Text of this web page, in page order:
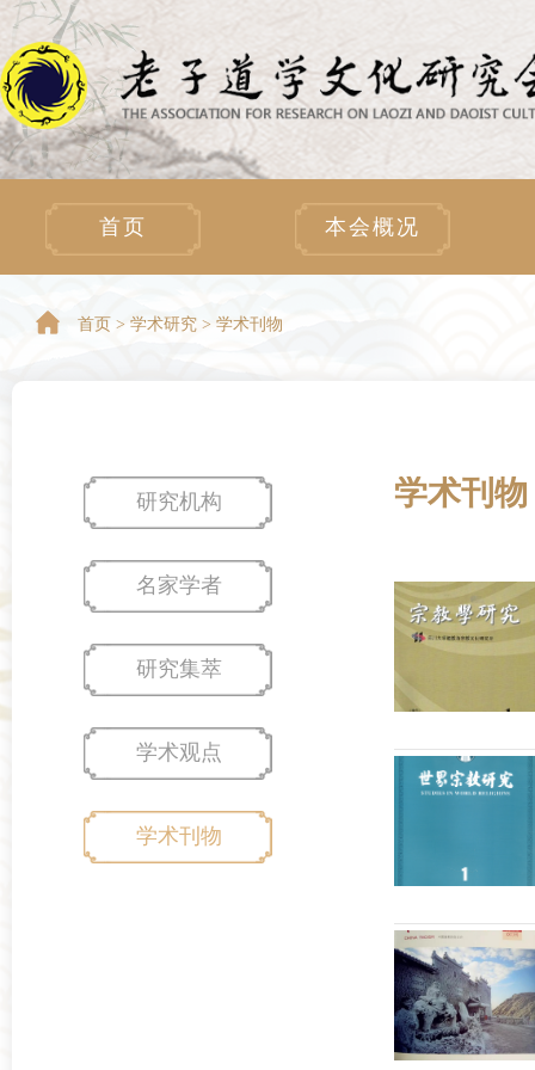
首页 本会概况
首页 > 学术研究 > 学术刊物
研究机构
名家学者
研究集萃
学术观点
学术刊物
学术刊物